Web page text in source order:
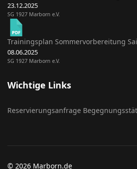
23.12.2025
SG 1927 Marborn e.V.
Trainingsplan Sommervorbereitung
08.06.2025
SG 1927 Marborn e.V.
Wichtige Links
Reservierungsanfrage
© 2026 Marborn.de